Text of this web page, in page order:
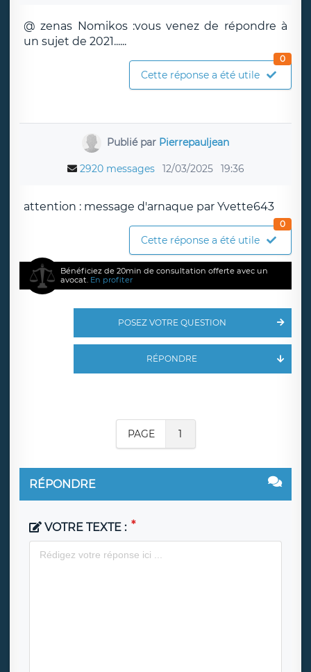
@ zenas Nomikos :vous venez de répondre à
un sujet de 2021......
Cette réponse a été utile
0
Publié par Pierrepauljean
2920 messages 12/03/2025 19:36
attention : message d'arnaque par Yvette643
Cette réponse a été utile
0
Bénéficiez de 20min de consultation offerte avec un
avocat. En profiter
POSEZ VOTRE QUESTION
RÉPONDRE
PAGE 1
RÉPONDRE
VOTRE TEXTE :